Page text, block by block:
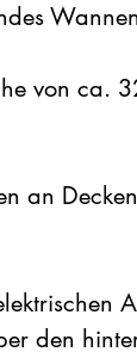
von ca.
an
den